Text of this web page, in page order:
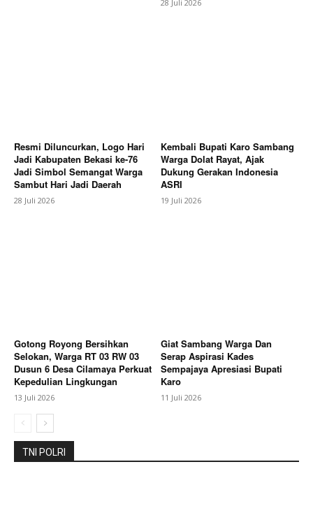
Contact us
Subscription Plans
My account
28 Juli 2026
Resmi Diluncurkan, Logo Hari
Jadi Kabupaten Bekasi ke-76
Jadi Simbol Semangat Warga
Sambut Hari Jadi Daerah
28 Juli 2026
Kembali Bupati Karo Sambang
Warga Dolat Rayat, Ajak
Dukung Gerakan Indonesia
ASRI
19 Juli 2026
Gotong Royong Bersihkan
Selokan, Warga RT 03 RW 03
Dusun 6 Desa Cilamaya Perkuat
Kepedulian Lingkungan
13 Juli 2026
Giat Sambang Warga Dan
Serap Aspirasi Kades
Sempajaya Apresiasi Bupati
Karo
11 Juli 2026
TNI POLRI